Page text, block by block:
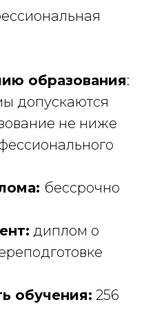
образования:
допускаются
не ниже
бессрочно
диплом о
обучения: 256